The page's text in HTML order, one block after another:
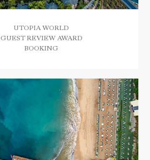
UTOPIA WORLD
GUEST REVIEW AWARD
BOOKING